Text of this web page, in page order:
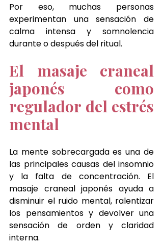
Por eso, muchas personas
experimentan una sensación de
calma intensa y somnolencia
durante o después del ritual.
El masaje craneal
japonés como
regulador del estrés
mental
La mente sobrecargada es una de
las principales causas del insomnio
y la falta de concentración. El
masaje craneal japonés ayuda a
disminuir el ruido mental, ralentizar
los pensamientos y devolver una
sensación de orden y claridad
interna.